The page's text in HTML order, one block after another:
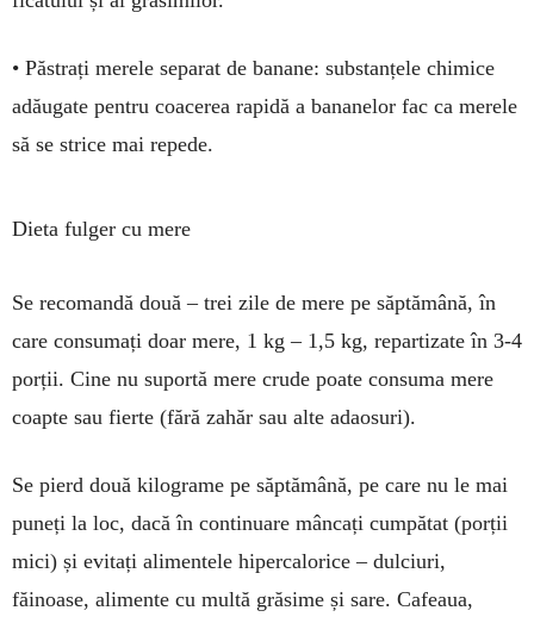
• Păstrați merele separat de banane: substan­țele chimice
adău­ga­te pentru coacerea rapidă a bana­nelor fac ca merele
să se strice mai repede.
Dieta fulger cu mere
Se recomandă două – trei zile de mere pe săptămână, în
care consu­mați doar me­re, 1 kg – 1,5 kg, re­par­tizate în 3-4
porții. Ci­ne nu su­portă mere crude poate con­suma mere
coapte sau fierte (fără zahăr sau alte adaosuri).
Se pierd două kilograme pe săp­tă­mână, pe care nu le mai
puneți la loc, dacă în continuare mâncați cum­pătat (porții
mici) și evitați ali­men­tele hipercalorice – dul­ciuri,
făinoase, alimente cu multă grăsime și sare. Ca­feaua,